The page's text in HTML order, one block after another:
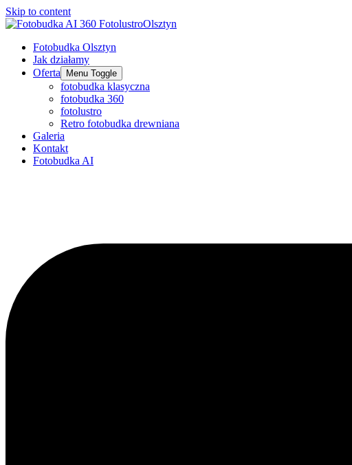
Skip to content
Fotobudka Olsztyn
Jak działamy
Oferta
Menu Toggle
fotobudka klasyczna
fotobudka 360
fotolustro
Retro fotobudka drewniana
Galeria
Kontakt
Fotobudka AI